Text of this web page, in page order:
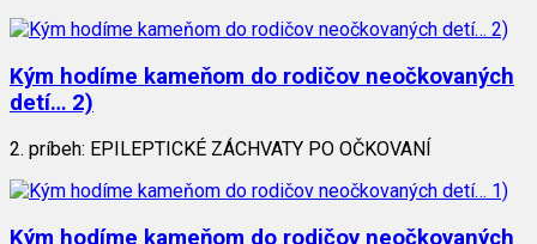
Kým hodíme kameňom do rodičov neočkovaných
detí… 2)
2. príbeh: EPILEPTICKÉ ZÁCHVATY PO OČKOVANÍ
Kým hodíme kameňom do rodičov neočkovaných